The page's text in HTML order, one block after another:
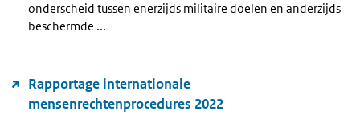
onderscheid tussen enerzijds militaire doelen en anderzijds
beschermde ...
Rapportage internationale
mensenrechtenprocedures 2022